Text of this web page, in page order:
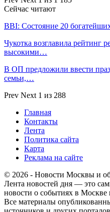
Сейчас читают
BBI: Состояние 20
Чукотка возглавила рейтинг
высокими…
В ОП предложили ввести
семьи,…
Prev Next 1 из 288
Главная
Контакты
Лента
Политика сайта
Карта
Реклама на сайте
© 2026 - Новости Москвы и
Лента новостей дня — это
новости о событиях в Москве
Все материалы